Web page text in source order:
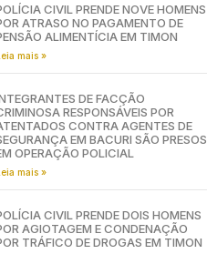
CIVIL PRENDE NOVE HOMENS
ATRASO NO PAGAMENTO DE
ALIMENTÍCIA EM TIMON
mais »
DE FACÇÃO
RESPONSÁVEIS POR
CONTRA AGENTES DE
EM BACURI SÃO PRESOS
OPERAÇÃO POLICIAL
mais »
CIVIL PRENDE DOIS HOMENS
AGIOTAGEM E CONDENAÇÃO
TRÁFICO DE DROGAS EM TIMON